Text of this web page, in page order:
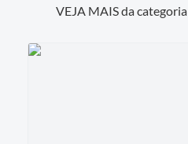
VEJA MAIS da categoria